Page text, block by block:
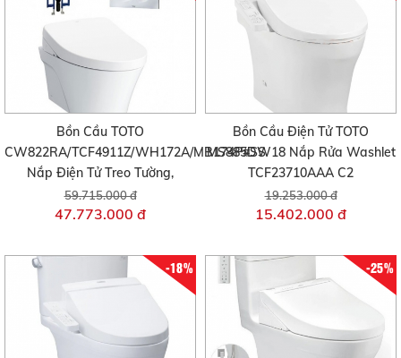
Bồn Cầu TOTO
CW822RA/TCF4911Z/WH172A/MB174P#SS
Nắp Điện Tử Treo Tường,
59.715.000 đ
47.773.000 đ
Bồn Cầu Điện Tử TOTO
MS885DW18 Nắp Rửa Washlet
TCF23710AAA C2
19.253.000 đ
15.402.000 đ
-18% -25%